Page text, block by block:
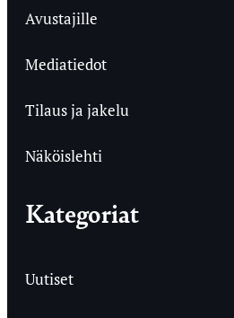
Avustajille
Mediatiedot
Tilaus ja jakelu
Näköislehti
Kategoriat
Uutiset